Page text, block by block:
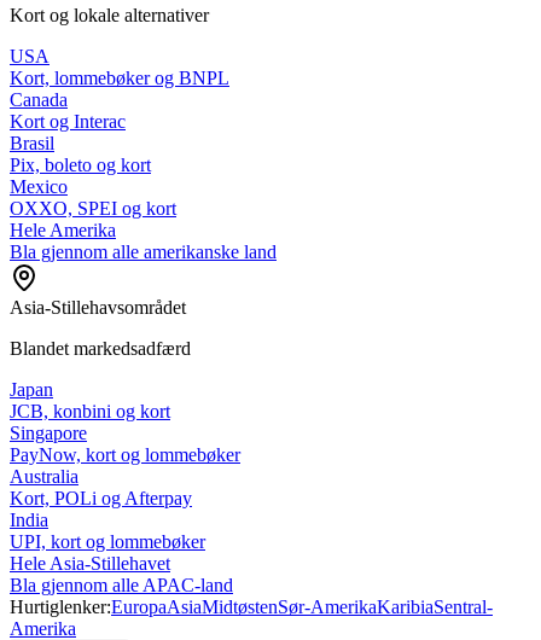
Kort og lokale alternativer
USA
Kort, lommebøker og BNPL
Canada
Kort og Interac
Brasil
Pix, boleto og kort
Mexico
OXXO, SPEI og kort
Hele Amerika
Bla gjennom alle amerikanske land
Asia-Stillehavsområdet
Blandet markedsadfærd
Japan
JCB, konbini og kort
Singapore
PayNow, kort og lommebøker
Australia
Kort, POLi og Afterpay
India
UPI, kort og lommebøker
Hele Asia-Stillehavet
Bla gjennom alle APAC-land
Hurtiglenker:EuropaAsiaMidtøstenSør-AmerikaKaribiaSentral-
Amerika